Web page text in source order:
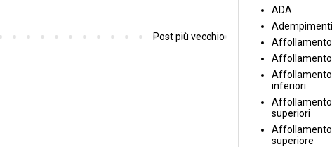
Post più vecchio
ADA
Adempimenti
Affollamento
inferiori
Affollamento
superiori
Affollamento
superiore